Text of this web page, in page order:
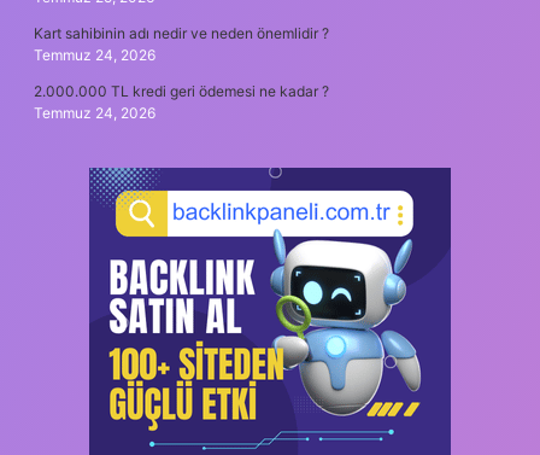
Kart sahibinin adı nedir ve neden önemlidir ?
Temmuz 24, 2026
2.000.000 TL kredi geri ödemesi ne kadar ?
Temmuz 24, 2026